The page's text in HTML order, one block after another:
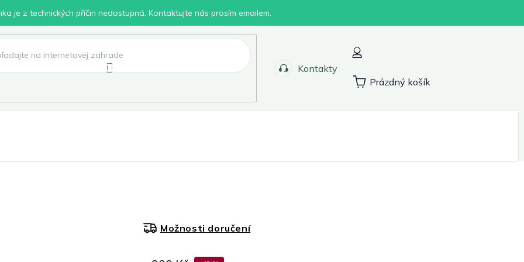
je z technických příčin nedostupná. Kontaktujte nás prosím emailem.
Kontakty
Nákupní
Prázdný košík
Možnosti doručení